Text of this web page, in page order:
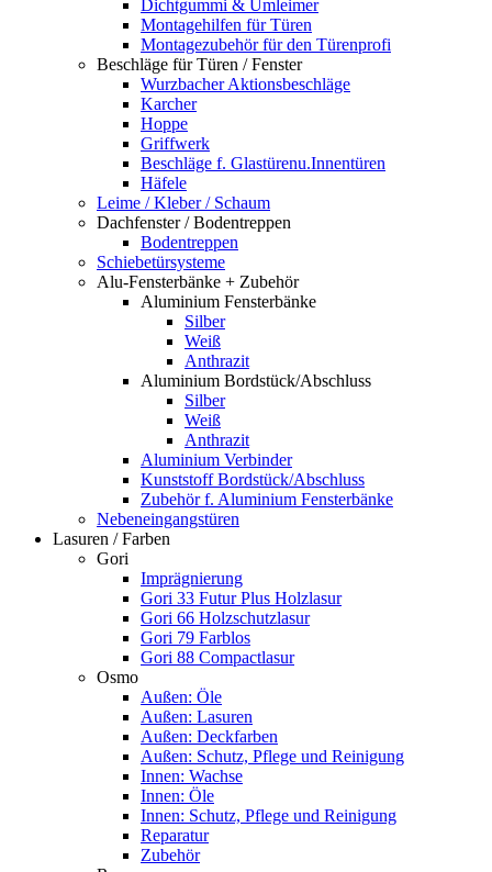
Dichtgummi & Umleimer
Montagehilfen für Türen
Montagezubehör für den Türenprofi
Beschläge für Türen / Fenster
Wurzbacher Aktionsbeschläge
Karcher
Hoppe
Griffwerk
Beschläge f. Glastürenu.Innentüren
Häfele
Leime / Kleber / Schaum
Dachfenster / Bodentreppen
Bodentreppen
Schiebetürsysteme
Alu-Fensterbänke + Zubehör
Aluminium Fensterbänke
Silber
Weiß
Anthrazit
Aluminium Bordstück/Abschluss
Silber
Weiß
Anthrazit
Aluminium Verbinder
Kunststoff Bordstück/Abschluss
Zubehör f. Aluminium Fensterbänke
Nebeneingangstüren
Lasuren / Farben
Gori
Imprägnierung
Gori 33 Futur Plus Holzlasur
Gori 66 Holzschutzlasur
Gori 79 Farblos
Gori 88 Compactlasur
Osmo
Außen: Öle
Außen: Lasuren
Außen: Deckfarben
Außen: Schutz, Pflege und Reinigung
Innen: Wachse
Innen: Öle
Innen: Schutz, Pflege und Reinigung
Reparatur
Zubehör